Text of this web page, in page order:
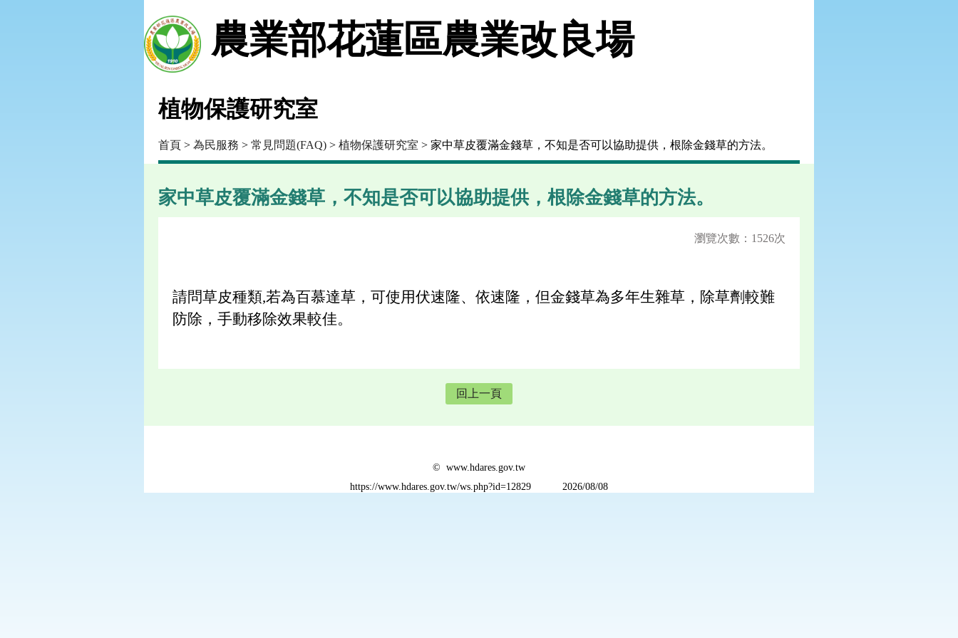
農業部花蓮區農業改良場
植物保護研究室
首頁 > 為民服務 > 常見問題(FAQ) > 植物保護研究室 > 家中草皮覆滿金錢草，不知是否可以協助提供，根除金錢草的方法。
家中草皮覆滿金錢草，不知是否可以協助提供，根除金錢草的方法。
瀏覽次數：1526次
請問草皮種類,若為百慕達草，可使用伏速隆、依速隆，但金錢草為多年生雜草，除草劑較難
防除，手動移除效果較佳。
回上一頁
© www.hdares.gov.tw
https://www.hdares.gov.tw/ws.php?id=12829
2026/08/08